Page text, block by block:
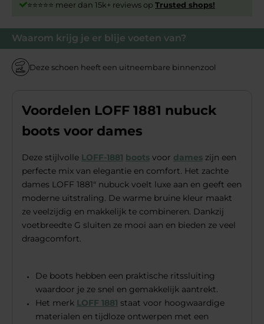
Waarom krijg je er blije voeten van?
Deze schoen heeft een uitneembare binnenzool
Voordelen LOFF 1881 nubuck
boots voor dames
Deze stijlvolle LOFF-1881 boots voor dames zijn een
perfecte mix van elegantie en comfort. Het zachte
dames LOFF 1881" nubuck voelt luxe aan en geeft een
moderne uitstraling. De warme bruine kleur maakt
ze veelzijdig en makkelijk te combineren. Dankzij
voetbreedte G sluiten ze mooi aan en bieden ze veel
draagcomfort.
De boots hebben een praktische ritssluiting
waardoor je ze snel en gemakkelijk aantrekt.
Het merk LOFF 1881 staat voor hoogwaardige
materialen en tijdloze ontwerpen met een
⭐⭐⭐⭐⭐ meer dan 15k+ reviews op Trusted shops!